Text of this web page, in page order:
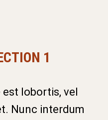
1
lobortis, vel
Nunc interdum